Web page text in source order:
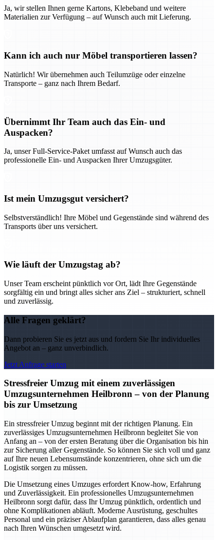
Ja, wir stellen Ihnen gerne Kartons, Klebeband und weitere
Materialien zur Verfügung – auf Wunsch auch mit Lieferung.
Kann ich auch nur Möbel transportieren lassen?
Natürlich! Wir übernehmen auch Teilumzüge oder einzelne
Transporte – ganz nach Ihrem Bedarf.
Übernimmt Ihr Team auch das Ein- und
Auspacken?
Ja, unser Full-Service-Paket umfasst auf Wunsch auch das
professionelle Ein- und Auspacken Ihrer Umzugsgüter.
Ist mein Umzugsgut versichert?
Selbstverständlich! Ihre Möbel und Gegenstände sind während des
Transports über uns versichert.
Wie läuft der Umzugstag ab?
Unser Team erscheint pünktlich vor Ort, lädt Ihre Gegenstände
sorgfältig ein und bringt alles sicher ans Ziel – strukturiert, schnell
und zuverlässig.
Alle Fragen geklärt?
Dann probieren Sie es jetzt aus und fordern Sie Ihr individuelles
Angebot an – ganz unverbindlich.
Jetzt Anfrage starten
Stressfreier Umzug mit einem zuverlässigen
Umzugsunternehmen Heilbronn – von der Planung
bis zur Umsetzung
Ein stressfreier Umzug beginnt mit der richtigen Planung. Ein
zuverlässiges Umzugsunternehmen Heilbronn begleitet Sie von
Anfang an – von der ersten Beratung über die Organisation bis hin
zur Sicherung aller Gegenstände. So können Sie sich voll und ganz
auf Ihre neuen Lebensumstände konzentrieren, ohne sich um die
Logistik sorgen zu müssen.
Die Umsetzung eines Umzuges erfordert Know-how, Erfahrung
und Zuverlässigkeit. Ein professionelles Umzugsunternehmen
Heilbronn sorgt dafür, dass Ihr Umzug pünktlich, ordentlich und
ohne Komplikationen abläuft. Moderne Ausrüstung, geschultes
Personal und ein präziser Ablaufplan garantieren, dass alles genau
nach Ihren Wünschen umgesetzt wird.